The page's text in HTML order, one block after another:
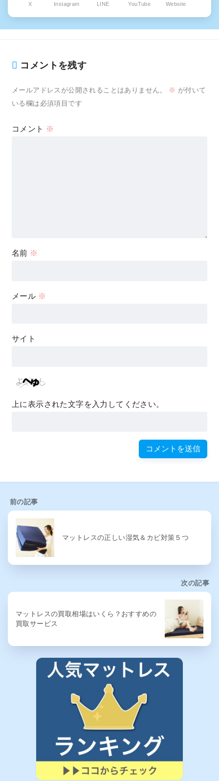
X Instagram LINE YouTube Website
コメントを残す
メールアドレスが公開されることはありません。 ※ が付いて
いる欄は必須項目です
コメント ※
名前 ※
メール ※
サイト
上に表示された文字を入力してください。
前の記事
マットレスの正しい湿気＆カビ対策５つ
次の記事
マットレスの買取相場はいくら？おすすめの
買取サービス